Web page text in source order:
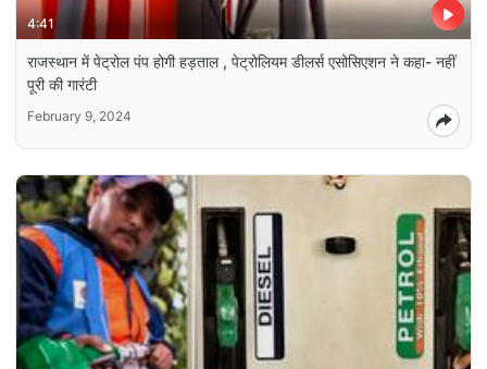
4:41
राजस्थान में पेट्रोल पंप होगी हड़ताल , पेट्रोलियम डीलर्स एसोसिएशन ने कहा- नहीं
पूरी की गारंटी
February 9, 2024